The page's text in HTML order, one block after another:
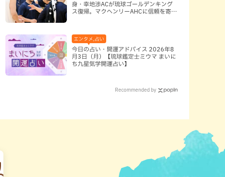
身・幸地渉ACが琉球ゴールデンキング
ス復帰。マクヘンリーAHCに信頼を寄せ
エンタメ,占い
今日の占い・開運アドバイス 2026年8
月3日（月）【琉球鑑定士ミウマ まいに
ち九星気学開運占い】
Recommended by